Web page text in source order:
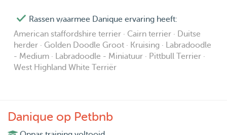
Rassen waarmee Danique ervaring heeft:
American staffordshire terrier · Cairn terrier · Duitse
herder · Golden Doodle Groot · Kruising · Labradoodle
- Medium · Labradoodle - Miniatuur · Pittbull Terrier ·
West Highland White Terriër
Danique op Petbnb